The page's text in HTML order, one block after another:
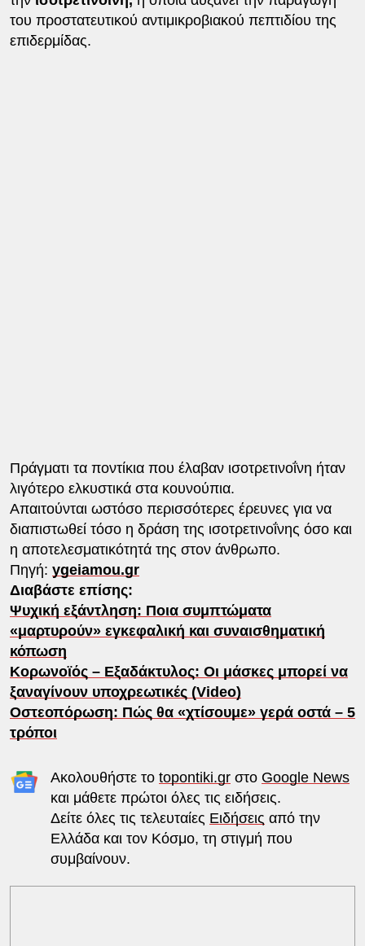
του προστατευτικού αντιμικροβιακού πεπτιδίου της
επιδερμίδας.
Πράγματι τα ποντίκια που έλαβαν ισοτρετινοΐνη ήταν
λιγότερο ελκυστικά στα κουνούπια.
Απαιτούνται ωστόσο περισσότερες έρευνες για να
διαπιστωθεί τόσο η δράση της ισοτρετινοΐνης όσο και
η αποτελεσματικότητά της στον άνθρωπο.
Πηγή: ygeiamou.gr
Διαβάστε επίσης:
Ψυχική εξάντληση: Ποια συμπτώματα
«μαρτυρούν» εγκεφαλική και συναισθηματική
κόπωση
Κορωνοϊός – Εξαδάκτυλος: Οι μάσκες μπορεί να
ξαναγίνουν υποχρεωτικές (Video)
Οστεοπόρωση: Πώς θα «χτίσουμε» γερά οστά – 5
τρόποι
Ακολουθήστε το topontiki.grστο Google News
και μάθετε πρώτοι όλες τις ειδήσεις.
Δείτε όλες τις τελευταίες Ειδήσεις από την
Ελλάδα και τον Κόσμο, τη στιγμή που
συμβαίνουν.